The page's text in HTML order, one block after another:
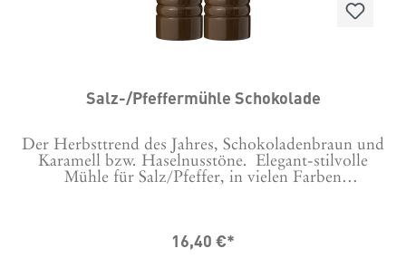
Salz-/Pfeffermühle Schokolade
Der Herbsttrend des Jahres, Schokoladenbraun und
Karamell bzw. Haselnusstöne. Elegant-stilvolle
Mühle für Salz/Pfeffer, in vielen Farben
Langlebigkeit.Bitte auswählen, ob es eine Salz- oder
16,40 €*